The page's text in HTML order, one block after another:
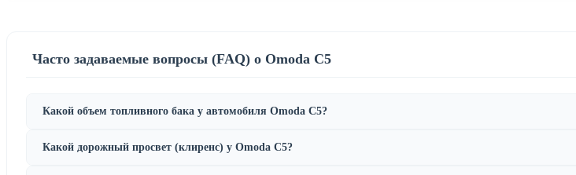
Часто задаваемые вопросы (FAQ) о Omoda C5
Какой объем топливного бака у автомобиля Omoda C5?
Какой дорожный просвет (клиренс) у Omoda C5?